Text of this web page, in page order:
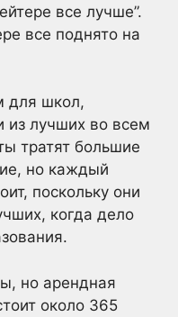
все лучше”.
все поднято на
для школ,
из лучших во всем
тратят большие
но каждый
поскольку они
когда дело
но арендная
около 365